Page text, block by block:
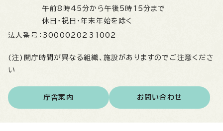
午前8時45分から午後5時15分まで
休日・祝日・年末年始を除く
法人番号： 3000020231002
(注)開庁時間が異なる組織、施設がありますのでご注意くださ
い
庁舎案内 お問い合わせ